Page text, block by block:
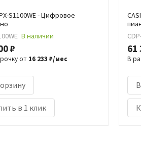
S1100WE - Цифровое
В наличии
₽
от 16 233 ₽/мес
в 1 клик
61
В